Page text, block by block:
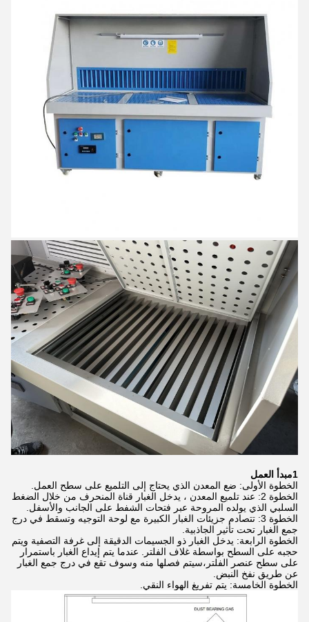
1مبدأ العمل
الخطوة الأولى: ضع المعدن الذي يحتاج إلى التلميع على سطح العمل.
الخطوة 2: عند تلميع المعدن ، يدخل الغبار قناة المنحرف من خلال الضغط
السلبي الذي يولده المروحة عبر فتحات الشفط على الجانب والأسفل.
الخطوة 3: تتصادم جزيئات الغبار الكبيرة مع لوحة التوجيه وتسقط في درج
جمع الغبار تحت تأثير الجاذبية.
الخطوة الرابعة: يدخل الغبار ذو الجسيمات الدقيقة إلى غرفة التصفية ويتم
حجبه على السطح بواسطة غلاف الفلتر. عندما يتم إيداع الغبار باستمرار
على سطح عنصر الفلتر،سيتم فصلها منه وسوف تقع في درج جمع الغبار
عن طريق نفخ النبض.
الخطوة الخامسة: يتم تفريغ الهواء النقي.